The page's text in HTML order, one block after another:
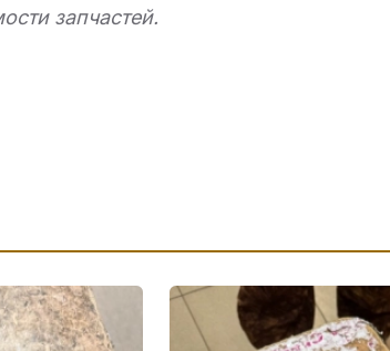
запчастей.